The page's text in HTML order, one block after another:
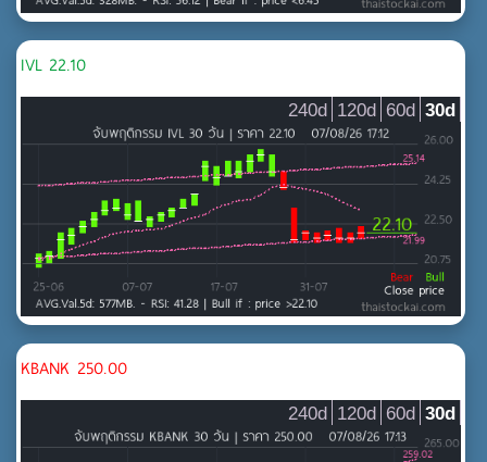
IVL 22.10
30d
60d
120d
240d
KBANK 250.00
30d
60d
120d
240d